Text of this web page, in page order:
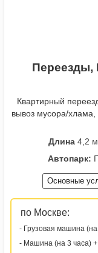
Переезды,
Квартирный
вывоз мусора/хлама,
Длина4,2
Автопарк:
Основные
по Москве:
- Грузовая машина
- Машина (на 3 часа) +